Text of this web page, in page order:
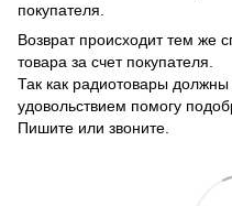
покупателя.
Возврат происходит тем же
товара за счет покупателя.
Так как радиотовары
удовольствием помогу
Пишите или звоните.